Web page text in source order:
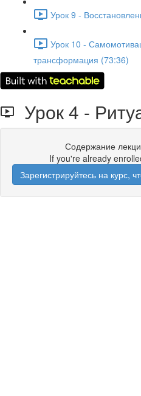
Урок 9 -
Урок 10 -
трансформация (73:36)
Урок 4 -
Содержание
If you're already
Зарегистрируйтесь на курс,